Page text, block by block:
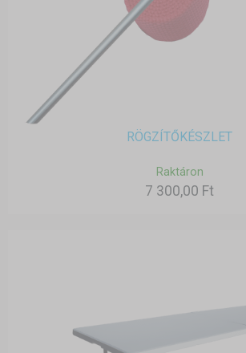
RÖGZÍTŐKÉSZLET
Raktáron
7 300,00 Ft